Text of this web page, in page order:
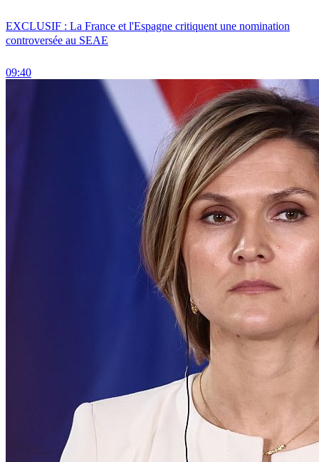
EXCLUSIF : La France et l'Espagne critiquent une nomination
controversée au SEAE
09:40